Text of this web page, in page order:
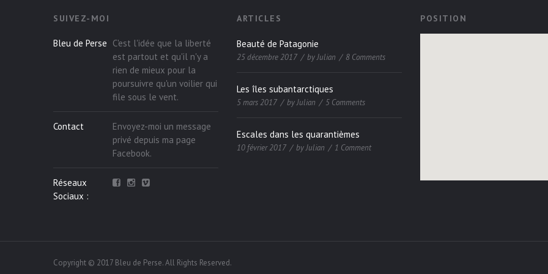
SUIVEZ-MOI
Bleu de Perse C'est l'idée que la liberté
est partout et qu'il n'y a
rien de mieux pour la
poursuivre qu'un voilier qui
file sous le vent.
Contact
Envoyez-moi un message
privé depuis ma page
Facebook.
Réseaux
Sociaux :
ARTICLES
Beauté de Patagonie
25 décembre 2017 byJulian 8 Comments
Les îles subantarctiques
5 mars 2017 byJulian 5 Comments
Escales dans les quarantièmes
10 février 2017 byJulian 1 Comment
POSITION
Copyright © 2017 Bleu de Perse. All Rights Reserved.